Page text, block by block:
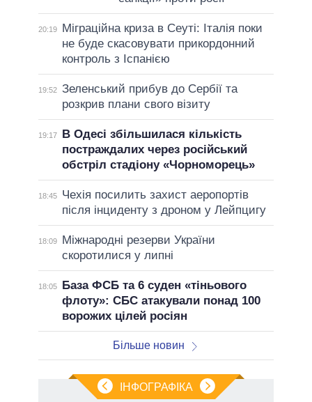
20:19
Міграційна криза в Сеуті: Італія поки
не буде скасовувати прикордонний
контроль з Іспанією
19:52 Зеленський прибув до Сербії та
розкрив плани свого візиту
19:17
В Одесі збільшилася кількість
постраждалих через російський
обстріл стадіону «Чорноморець»
18:45
Чехія посилить захист аеропортів
після інциденту з дроном у Лейпцигу
18:09
Міжнародні резерви України
скоротилися у липні
18:05
База ФСБ та 6 суден «тіньового
флоту»: СБС атакували понад 100
ворожих цілей росіян
Більше новин
ІНФОГРАФІКА